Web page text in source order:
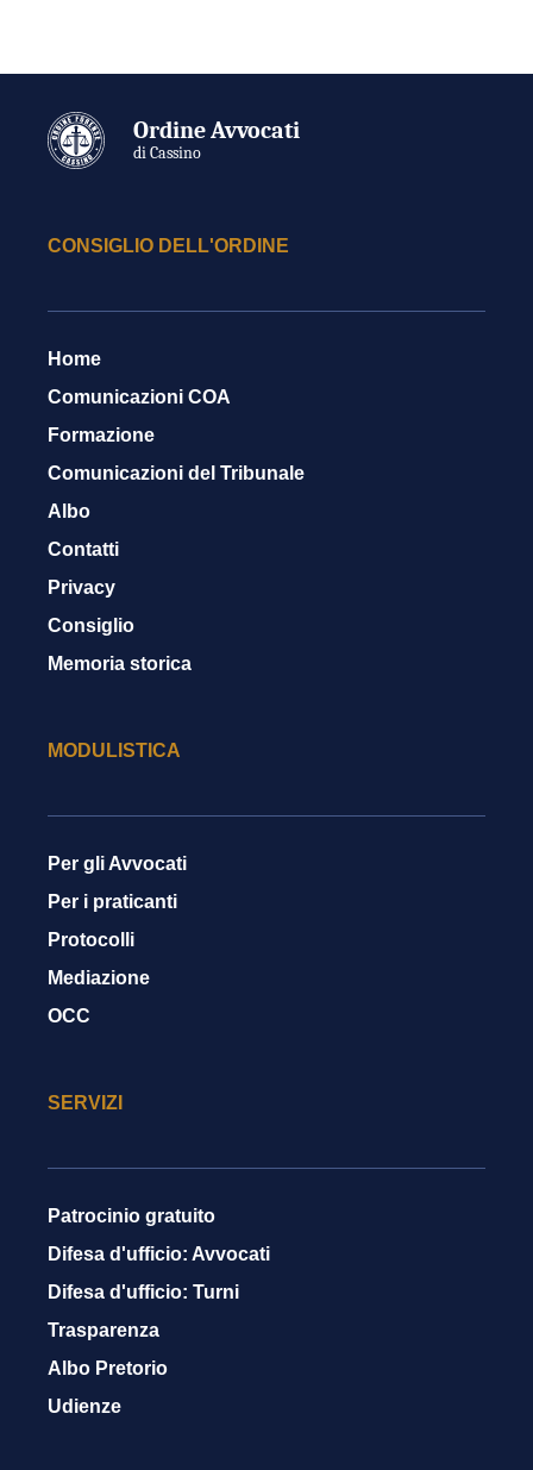
Ordine Avvocati
di Cassino
CONSIGLIO DELL'ORDINE
Home
Comunicazioni COA
Formazione
Comunicazioni del Tribunale
Albo
Contatti
Privacy
Consiglio
Memoria storica
MODULISTICA
Per gli Avvocati
Per i praticanti
Protocolli
Mediazione
OCC
SERVIZI
Patrocinio gratuito
Difesa d'ufficio: Avvocati
Difesa d'ufficio: Turni
Trasparenza
Albo Pretorio
Udienze